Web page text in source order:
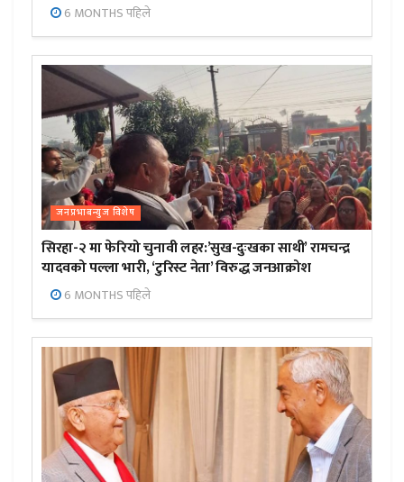
6 MONTHS पहिले
जनप्रभाबन्युज विशेष
सिरहा-२ मा फेरियो चुनावी लहर:’सुख-दुःखका साथी’ रामचन्द्र
यादवको पल्ला भारी, ‘टुरिस्ट नेता’ विरुद्ध जनआक्रोश
6 MONTHS पहिले